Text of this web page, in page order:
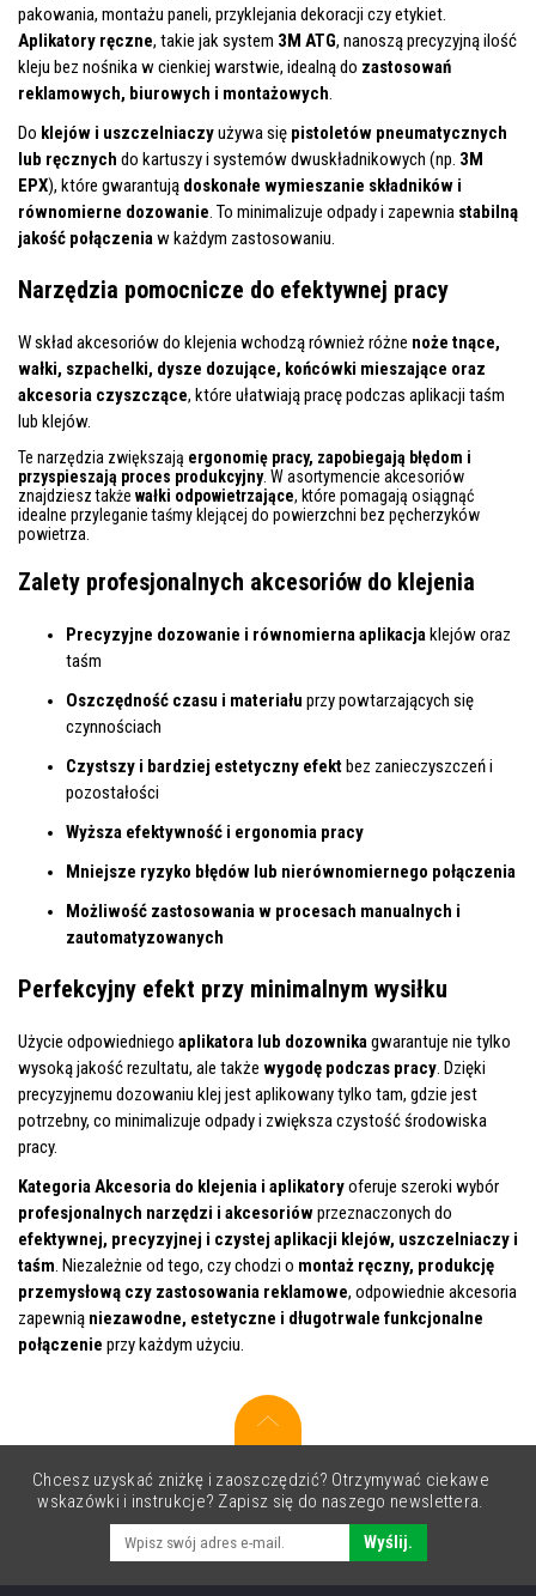
pakowania, montażu paneli, przyklejania dekoracji czy etykiet.
Aplikatory ręczne, takie jak system 3M ATG, nanoszą precyzyjną ilość
kleju bez nośnika w cienkiej warstwie, idealną do zastosowań
reklamowych, biurowych i montażowych.
Do klejów i uszczelniaczyużywa się pistoletów pneumatycznych
lub ręcznych do kartuszy i systemów dwuskładnikowych (np. 3M
EPX), które gwarantują doskonałe wymieszanie składników i
równomierne dozowanie. To minimalizuje odpady i zapewnia stabilną
jakość połączeniaw każdym zastosowaniu.
Narzędzia pomocnicze do efektywnej pracy
W skład akcesoriów do klejenia wchodzą również różne noże tnące,
wałki, szpachelki, dysze dozujące, końcówki mieszające oraz
akcesoria czyszczące, które ułatwiają pracę podczas aplikacji taśm
lub klejów.
Te narzędzia zwiększają ergonomię pracy, zapobiegają błędom i
przyspieszają proces produkcyjny. W asortymencie akcesoriów
znajdziesz także wałki odpowietrzające, które pomagają osiągnąć
idealne przyleganie taśmy klejącej do powierzchni bez pęcherzyków
powietrza.
Zalety profesjonalnych akcesoriów do klejenia
Precyzyjne dozowanie i równomierna aplikacjaklejów oraz
taśm
Oszczędność czasu i materiału przy powtarzających się
czynnościach
Czystszy i bardziej estetyczny efektbez zanieczyszczeń i
pozostałości
Wyższa efektywność i ergonomia pracy
Mniejsze ryzyko błędów lub nierównomiernego połączenia
Możliwość zastosowania w procesach manualnych i
zautomatyzowanych
Perfekcyjny efekt przy minimalnym wysiłku
Użycie odpowiedniego aplikatora lub dozownikagwarantuje nie tylko
wysoką jakość rezultatu, ale także wygodę podczas pracy. Dzięki
precyzyjnemu dozowaniu klej jest aplikowany tylko tam, gdzie jest
potrzebny, co minimalizuje odpady i zwiększa czystość środowiska
pracy.
Kategoria Akcesoria do klejenia i aplikatoryoferuje szeroki wybór
profesjonalnych narzędzi i akcesoriówprzeznaczonych do
efektywnej, precyzyjnej i czystej aplikacji klejów, uszczelniaczy i
taśm. Niezależnie od tego, czy chodzi o montaż ręczny, produkcję
przemysłową czy zastosowania reklamowe, odpowiednie akcesoria
zapewnią niezawodne, estetyczne i długotrwale funkcjonalne
połączenie przy każdym użyciu.
Chcesz uzyskać zniżkę i zaoszczędzić? Otrzymywać ciekawe
wskazówki i instrukcje? Zapisz się do naszego newslettera.
Wyślij.